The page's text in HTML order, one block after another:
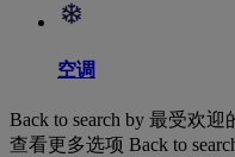
空调
Back to search by 最受欢迎
查看更多选项 Back to